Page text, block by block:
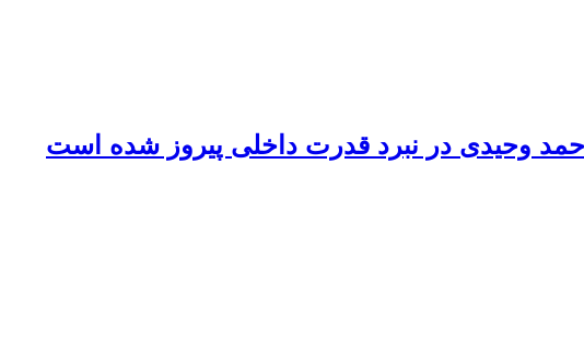
وحیدی در نبرد قدرت داخلی پیروز شده است